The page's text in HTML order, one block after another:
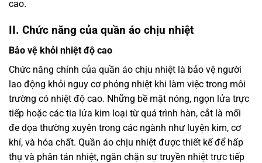
cao.
II. Chức năng của quần áo chịu nhiệt
Bảo vệ khỏi nhiệt độ cao
Chức năng chính của quần áo chịu nhiệt là bảo vệ người
lao động khỏi nguy cơ phỏng nhiệt khi làm việc trong môi
trường có nhiệt độ cao. Những bề mặt nóng, ngọn lửa trực
tiếp hoặc các tia lửa kim loại từ quá trình hàn, cắt là mối
đe dọa thường xuyên trong các ngành như luyện kim, cơ
khí, và hóa chất. Quần áo chịu nhiệt được thiết kế để hấp
thụ và phân tán nhiệt, ngăn chặn sự truyền nhiệt trực tiếp